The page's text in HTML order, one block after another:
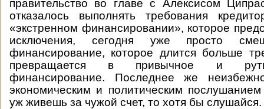
правительство во главе с Алексисом
отказалось выполнять требования
«экстренном финансировании», которое
исключения, сегодня уже просто
финансирование, которое длится больше
превращается в привычное и
финансирование. Последнее же
экономическим и политическим
уж живешь за чужой счет, то хотя бы слушайся.